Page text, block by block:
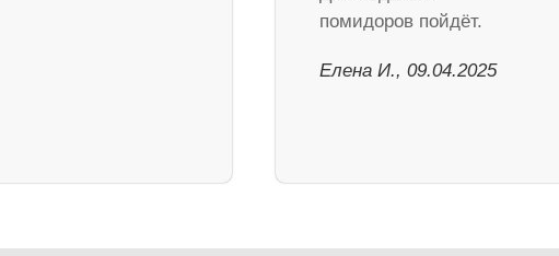
помидоров пойдёт.
Елена И., 09.04.2025